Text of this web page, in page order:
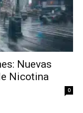
Nuevas
Nicotina
0